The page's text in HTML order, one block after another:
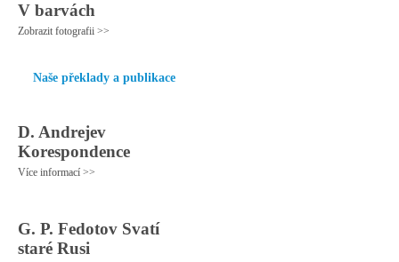
V barvách
Zobrazit fotografii >>
Naše překlady a publikace
D. Andrejev
Korespondence
Více informací >>
G. P. Fedotov Svatí
staré Rusi